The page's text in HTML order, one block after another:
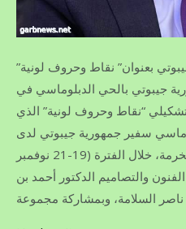
بعنوان” نقاط وحروف لونية”
جيبوتي بالحي الدبلوماسي في
“نقاط وحروف لونية” الذي
سفير جمهورية جيبوتي لدى
المملكة ضياء الدين سعيد بامخرمة، خلال الفترة (19-21 نوفمبر
والتصاميم الدكتور أحمد بن